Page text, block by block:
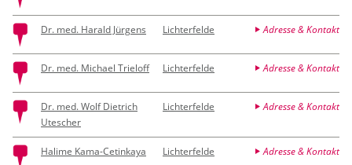
Dr. med. Harald Jürgens Lichterfelde Adresse & Kontakt
Dr. med. Michael Trieloff Lichterfelde Adresse & Kontakt
Dr. med. Wolf Dietrich
Utescher
Lichterfelde Adresse & Kontakt
Halime Kama-Cetinkaya Lichterfelde Adresse & Kontakt